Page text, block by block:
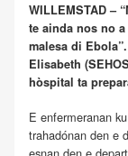
WILLEMSTAD –
te ainda nos no
malesa di
Elisabeth
hòspital ta
E enfermeranan
trahadónan den e